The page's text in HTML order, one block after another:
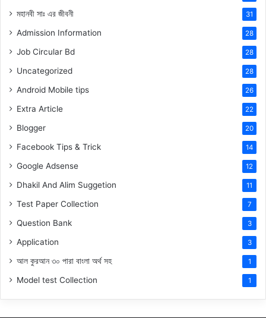
মহানবী সাঃ এর জীবনী 31
Admission Information 28
Job Circular Bd 28
Uncategorized 28
Android Mobile tips 26
Extra Article 22
Blogger 20
Facebook Tips & Trick 14
Google Adsense 12
Dhakil And Alim Suggetion 11
Test Paper Collection 7
Question Bank 3
Application 3
আল কুরআন ৩০ পারা বাংলা অর্থ সহ 1
Model test Collection 1